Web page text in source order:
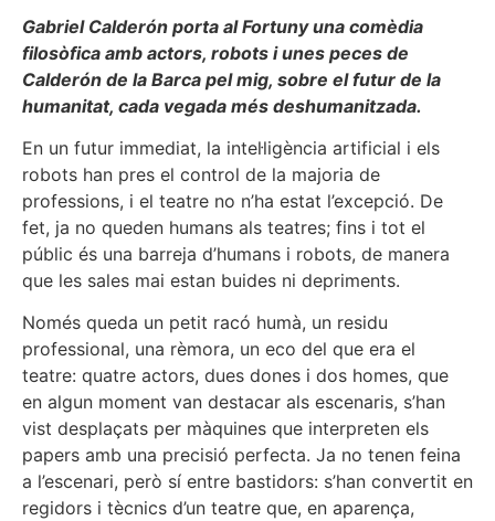
Gabriel Calderón porta al Fortuny una comèdia
filosòfica amb actors, robots i unes peces de
Calderón de la Barca pel mig, sobre el futur de la
humanitat, cada vegada més deshumanitzada.
En un futur immediat, la intel·ligència artificial i els
robots han pres el control de la majoria de
professions, i el teatre no n’ha estat l’excep­ció. De
fet, ja no queden humans als teatres; fins i tot el
públic és una barreja d’humans i robots, de manera
que les sales mai estan buides ni depriments.
Només queda un petit racó humà, un residu
professional, una rèmora, un eco del que era el
teatre: quatre actors, dues dones i dos homes, que
en algun moment van destacar als escenaris, s’han
vist desplaçats per màquines que interpreten els
papers amb una precisió perfecta. Ja no tenen feina
a l’escenari, però sí entre bastidors: s’han convertit en
regidors i tècnics d’un teatre que, en aparença,